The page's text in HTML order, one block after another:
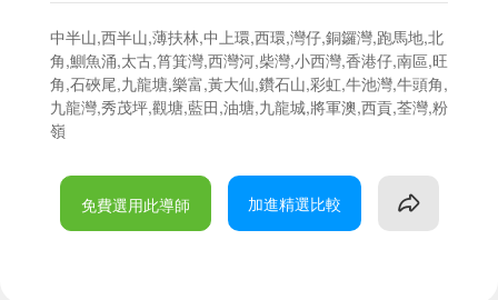
中半山,西半山,薄扶林,中上環,西環,灣仔,銅鑼灣,跑馬地,北
角,鰂魚涌,太古,筲箕灣,西灣河,柴灣,小西灣,香港仔,南區,旺
角,石硤尾,九龍塘,樂富,黃大仙,鑽石山,彩虹,牛池灣,牛頭角,
九龍灣,秀茂坪,觀塘,藍田,油塘,九龍城,將軍澳,西貢,荃灣,粉
嶺
免費選用此導師 加進精選比較